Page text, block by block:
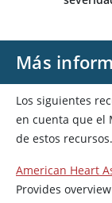
Más
Los siguientes
en cuenta que el
de estos recursos.
American Heart
Provides